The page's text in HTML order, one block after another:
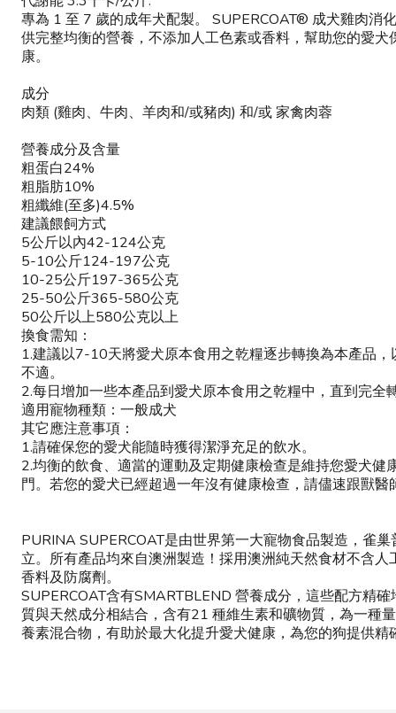
專為 1 至 7 歲的成年犬配製。 SUPERCOAT® 成犬雞肉消
供完整均衡的營養，不添加人工色素或香料，幫助您的愛犬
康。
成分
肉類 (雞肉、牛肉、羊肉和/或豬肉) 和/或 家禽肉蓉
營養成分及含量
粗蛋白24%
粗脂肪10%
粗纖維(至多)4.5%
建議餵飼方式
5公斤以內42-124公克
5-10公斤124-197公克
10-25公斤197-365公克
25-50公斤365-580公克
50公斤以上580公克以上
換食需知：
1.建議以7-10天將愛犬原本食用之乾糧逐步轉換為本產品，
不適。
2.每日增加一些本產品到愛犬原本食用之乾糧中，直到完全
適用寵物種類：一般成犬
其它應注意事項：
1.請確保您的愛犬能隨時獲得潔淨充足的飲水。
2.均衡的飲食、適當的運動及定期健康檢查是維持您愛犬健
門。若您的愛犬已經超過一年沒有健康檢查，請儘速跟獸醫
PURINA SUPERCOAT是由世界第一大寵物食品製造，雀
立。所有產品均來自澳洲製造！採用澳洲純天然食材不含人
香料及防腐劑。
SUPERCOAT含有SMARTBLEND 營養成分，這些配方精
質與天然成分相結合，含有21 種維生素和礦物質，為一種
養素混合物，有助於最大化提升愛犬健康，為您的狗提供精